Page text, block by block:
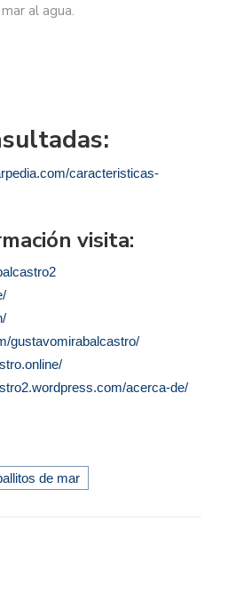
al agua.
caracteristicas-
visita:
gustavomirabalcastro/
acerca-de/
de mar